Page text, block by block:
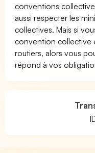
conventions
aussi respecter les
collectives. Mais si
convention collective
routiers, alors vous
répond à vos